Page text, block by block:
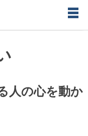
ル製作のタイルメイド
プロデュース 無料で
人の心を動か